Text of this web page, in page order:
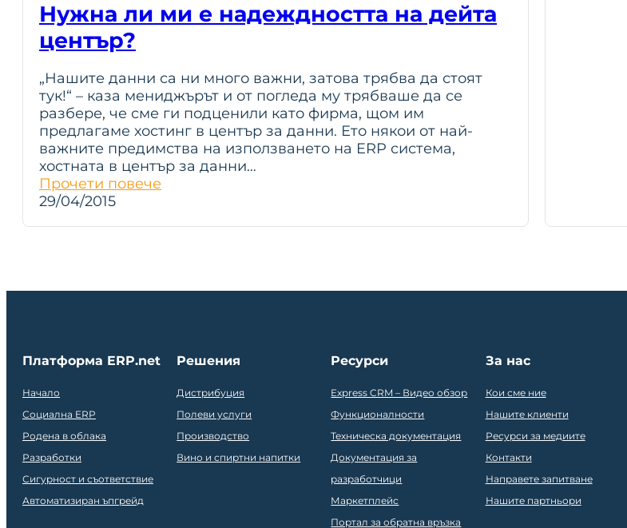
Нужна ли ми е надеждността на дейта
център?
„Нашите данни са ни много важни, затова трябва да стоят
тук!“ – каза мениджърът и от погледа му трябваше да се
разбере, че сме ги подценили като фирма, щом им
предлагаме хостинг в център за данни. Ето някои от най-
важните предимства на използването на ERP система,
хостната в център за данни…
Прочети повече
29/04/2015
Платформа ERP.net
Начало
Социална ERP
Родена в облака
Разработки
Сигурност и съответствие
Автоматизиран ъпгрейд
Решения
Дистрибуция
Полеви услуги
Производство
Вино и спиртни напитки
Ресурси
Express CRM – Видео обзор
Функционалности
Техническа документация
Документация за
разработчици
Маркетплейс
Портал за обратна връзка
За нас
Кои сме ние
Нашите клиенти
Ресурси за медиите
Контакти
Направете запитване
Нашите партньори